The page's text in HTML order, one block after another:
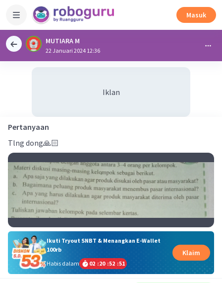
Masuk
MUTIARA M
22 Januari 2024 12:36
Iklan
Pertanyaan
Tlng dong🙏🏻
Ikuti Tryout SNBT & Menangkan E-Wallet
100rb
Habis dalam
02 :20 :52 :50
Klaim